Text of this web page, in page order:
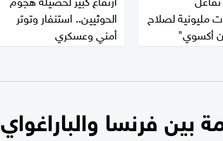
مليونية لصلاح
أكسوي"
الحوثيين.. استنفار وتوتر
أمني وعسكري
فرنسا والباراغواي